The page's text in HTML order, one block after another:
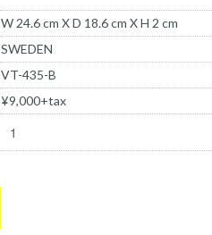
W 24.6 cm X D 18.6 cm X H 2 cm
SWEDEN
VT-435-B
¥9,000+tax